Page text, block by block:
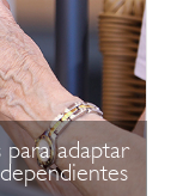
para adaptar